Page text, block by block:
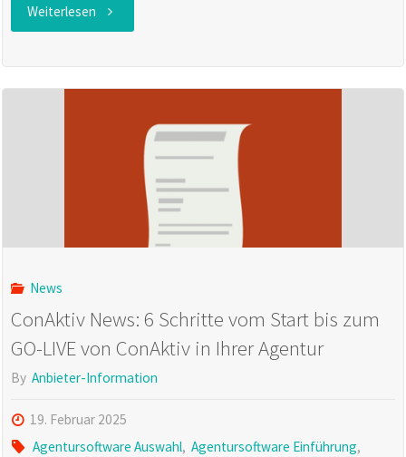
Weiterlesen "ConAktiv:
Agentursoftware
Einführung
News
ConAktiv News: 6 Schritte vom Start bis zum
GO-LIVE von ConAktiv in Ihrer Agentur
By Anbieter-Information
19. Februar 2025
Agentursoftware Auswahl, Agentursoftware Einführung,